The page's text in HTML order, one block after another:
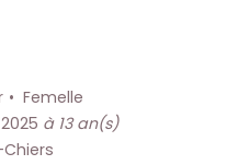
Femelle
à 13 an(s)